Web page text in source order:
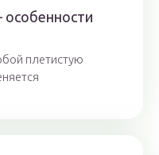
плетистую